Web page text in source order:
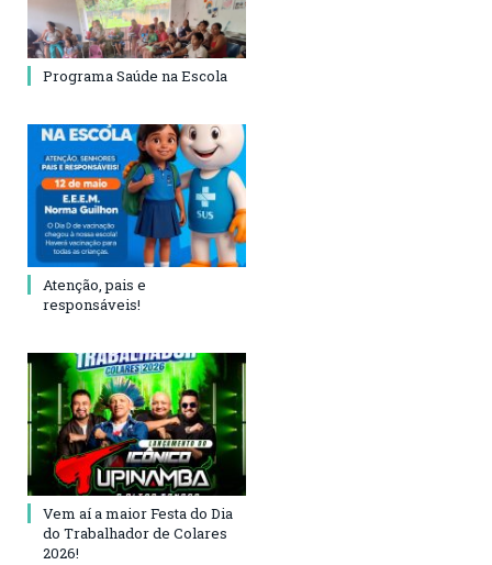
Programa Saúde na Escola
Atenção, pais e
responsáveis!
Vem aí a maior Festa do Dia
do Trabalhador de Colares
2026!